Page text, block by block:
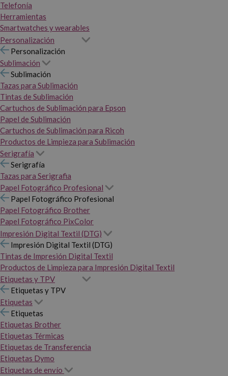
Telefonía
Herramientas
Smartwatches y wearables
Personalización
Personalización
Sublimación
Sublimación
Tazas para Sublimación
Tintas de Sublimación
Cartuchos de Sublimación para Epson
Papel de Sublimación
Cartuchos de Sublimación para Ricoh
Productos de Limpieza para Sublimación
Serigrafía
Serigrafía
Tazas para Serigrafia
Papel Fotográfico Profesional
Papel Fotográfico Profesional
Papel Fotográfico Brother
Papel Fotográfico PixColor
Impresión Digital Textil (DTG)
Impresión Digital Textil (DTG)
Tintas de Impresión Digital Textil
Productos de Limpieza para Impresión Digital Textil
Etiquetas y TPV
Etiquetas y TPV
Etiquetas
Etiquetas
Etiquetas Brother
Etiquetas Térmicas
Etiquetas de Transferencia
Etiquetas Dymo
Etiquetas de envío